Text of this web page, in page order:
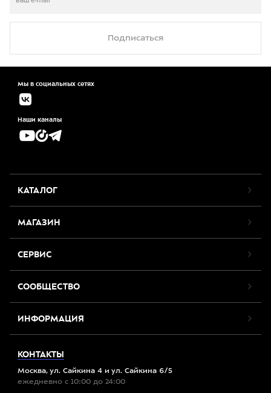
Подписаться
Мы в социальных сетях
Наши каналы
КАТАЛОГ
МАГАЗИН
СЕРВИС
СООБЩЕСТВО
ИНФОРМАЦИЯ
КОНТАКТЫ
Москва, ул. Сайкина 4 и ул. Сайкина 6/5
ежедневно с 10:00 до 24:00